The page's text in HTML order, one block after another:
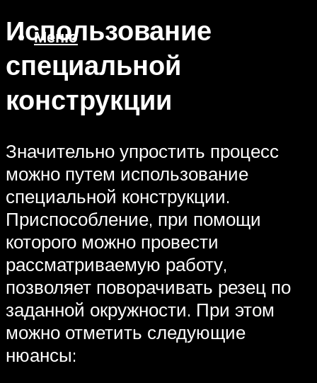
Меню
Использование
специальной
конструкции
Значительно упростить процесс
можно путем использование
специальной конструкции.
Приспособление, при помощи
которого можно провести
рассматриваемую работу,
позволяет поворачивать резец по
заданной окружности. При этом
можно отметить следующие
нюансы: